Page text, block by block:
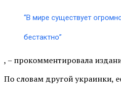
“В мире существует
бестактно”
, – прокомментировала
По словам другой украинки,